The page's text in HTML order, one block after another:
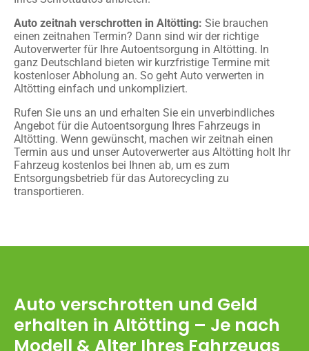
Auto zeitnah verschrotten in Altötting: Sie brauchen
einen zeitnahen Termin? Dann sind wir der richtige
Autoverwerter für Ihre Autoentsorgung in Altötting. In
ganz Deutschland bieten wir kurzfristige Termine mit
kostenloser Abholung an. So geht Auto verwerten in
Altötting einfach und unkompliziert.
Rufen Sie uns an und erhalten Sie ein unverbindliches
Angebot für die Autoentsorgung Ihres Fahrzeugs in
Altötting. Wenn gewünscht, machen wir zeitnah einen
Termin aus und unser Autoverwerter aus Altötting holt Ihr
Fahrzeug kostenlos bei Ihnen ab, um es zum
Entsorgungsbetrieb für das Autorecycling zu
transportieren.
Auto verschrotten und Geld
erhalten in Altötting – Je nach
Modell & Alter Ihres Fahrzeugs